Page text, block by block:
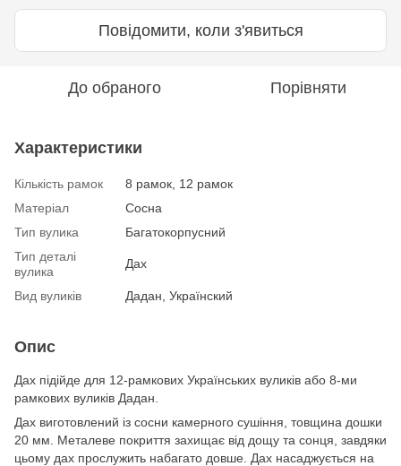
Повідомити, коли з'явиться
До обраного Порівняти
Характеристики
Кількість рамок
8 рамок, 12 рамок
Матеріал
Сосна
Тип вулика
Багатокорпусний
Тип деталі
вулика
Дах
Вид вуликів Дадан, Українский
Опис
Дах підійде для 12-рамкових Українських вуликів або 8-ми
рамкових вуликів Дадан.
Дах виготовлений із сосни камерного сушіння, товщина дошки
20 мм. Металеве покриття захищає від дощу та сонця, завдяки
цьому дах прослужить набагато довше. Дах насаджується на